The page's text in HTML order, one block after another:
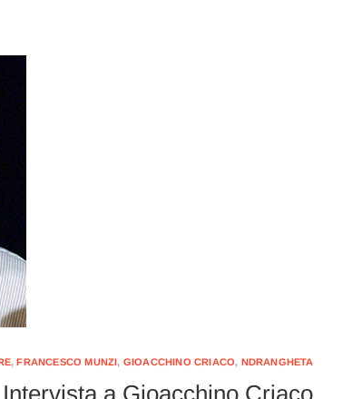
,FRANCESCO MUNZI, GIOACCHINO CRIACO, NDRANGHETA
a Gioacchino Criaco